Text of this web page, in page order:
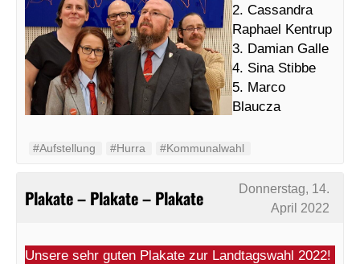
2. Cassandra
Raphael Kentrup
3. Damian Galle
4. Sina Stibbe
5. Marco
Blaucza
#Aufstellung #Hurra #Kommunalwahl
Plakate – Plakate – Plakate
Donnerstag, 14.
April 2022
Unsere sehr guten Plakate zur Landtagswahl 2022!